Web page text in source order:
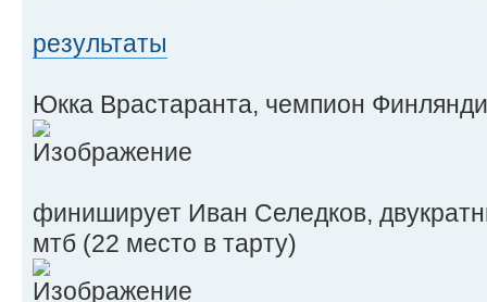
результаты
Юкка Врастаранта, чемпион
финиширует Иван Селедков,
мтб (22 место в тарту)